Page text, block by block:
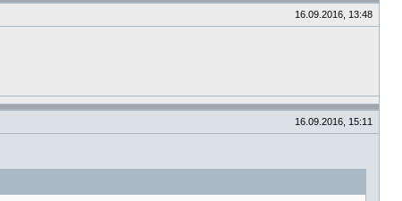
16.09.2016, 13:48
16.09.2016, 15:11